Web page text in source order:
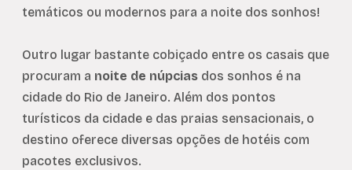
temáticos ou modernos para a noite dos sonhos!
Outro lugar bastante cobiçado entre os casais que
procuram a noite de núpcias dos sonhos é na
cidade do Rio de Janeiro. Além dos pontos
turísticos da cidade e das praias sensacionais, o
destino oferece diversas opções de hotéis com
pacotes exclusivos.